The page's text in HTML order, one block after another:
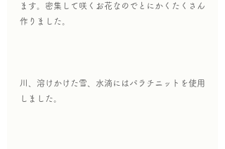
ます。密集して咲くお花なのでとにかくたくさん
作りました。
川、溶けかけた雪、水滴にはパラチニットを使用
しました。